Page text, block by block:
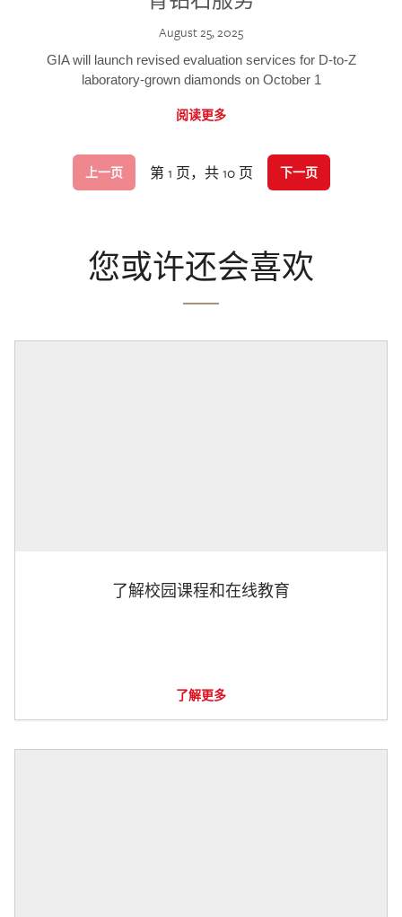
August 25, 2025
GIA will launch revised evaluation services for D-to-Z
laboratory-grown diamonds on October 1
阅读更多
上一页 第 1 页，共 10 页 下一页
您或许还会喜欢
了解校园课程和在线教育
了解更多